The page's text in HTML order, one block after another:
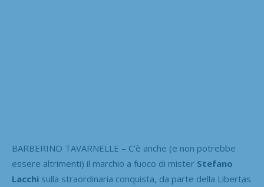
BARBERINO TAVARNELLE – C’è anche (e non potrebbe
essere altrimenti) il marchio a fuoco di mister Stefano
Lacchi sulla straordinaria conquista, da parte della Libertas